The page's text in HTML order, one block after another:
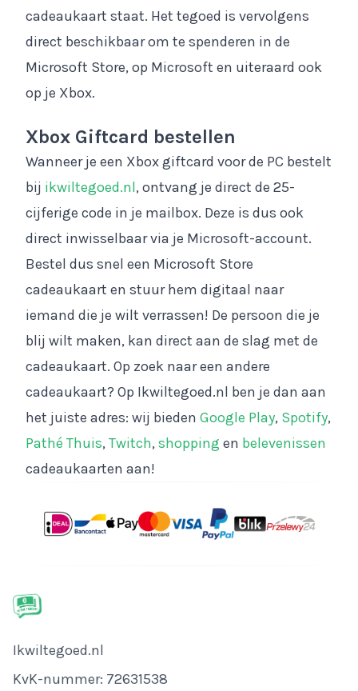
cadeaukaart staat. Het tegoed is vervolgens
direct beschikbaar om te spenderen in de
Microsoft Store, op Microsoft en uiteraard ook
op je Xbox.
Xbox Giftcard bestellen
Wanneer je een Xbox giftcard voor de PC bestelt
bij ikwiltegoed.nl, ontvang je direct de 25-
cijferige code in je mailbox. Deze is dus ook
direct inwisselbaar via je Microsoft-account.
Bestel dus snel een Microsoft Store
cadeaukaart en stuur hem digitaal naar
iemand die je wilt verrassen! De persoon die je
blij wilt maken, kan direct aan de slag met de
cadeaukaart. Op zoek naar een andere
cadeaukaart? Op Ikwiltegoed.nl ben je dan aan
het juiste adres: wij bieden Google Play, Spotify,
Pathé Thuis, Twitch, shopping en belevenissen
cadeaukaarten aan!
Bedrijfsnaam
Ikwiltegoed.nl
KvK-nummer
KvK-nummer: 72631538